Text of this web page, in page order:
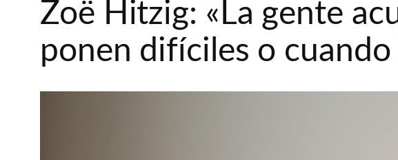
Zoë Hitzig: «La gente
ponen difíciles o cuando